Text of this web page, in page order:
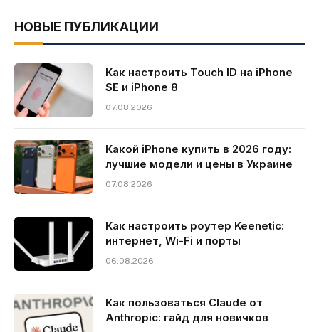
НОВЫЕ ПУБЛИКАЦИИ
Как настроить Touch ID на iPhone
SE и iPhone 8
07.08.2026
Какой iPhone купить в 2026 году:
лучшие модели и цены в Украине
07.08.2026
Как настроить роутер Keenetic:
интернет, Wi-Fi и порты
06.08.2026
Как пользоваться Claude от
Anthropic: гайд для новичков